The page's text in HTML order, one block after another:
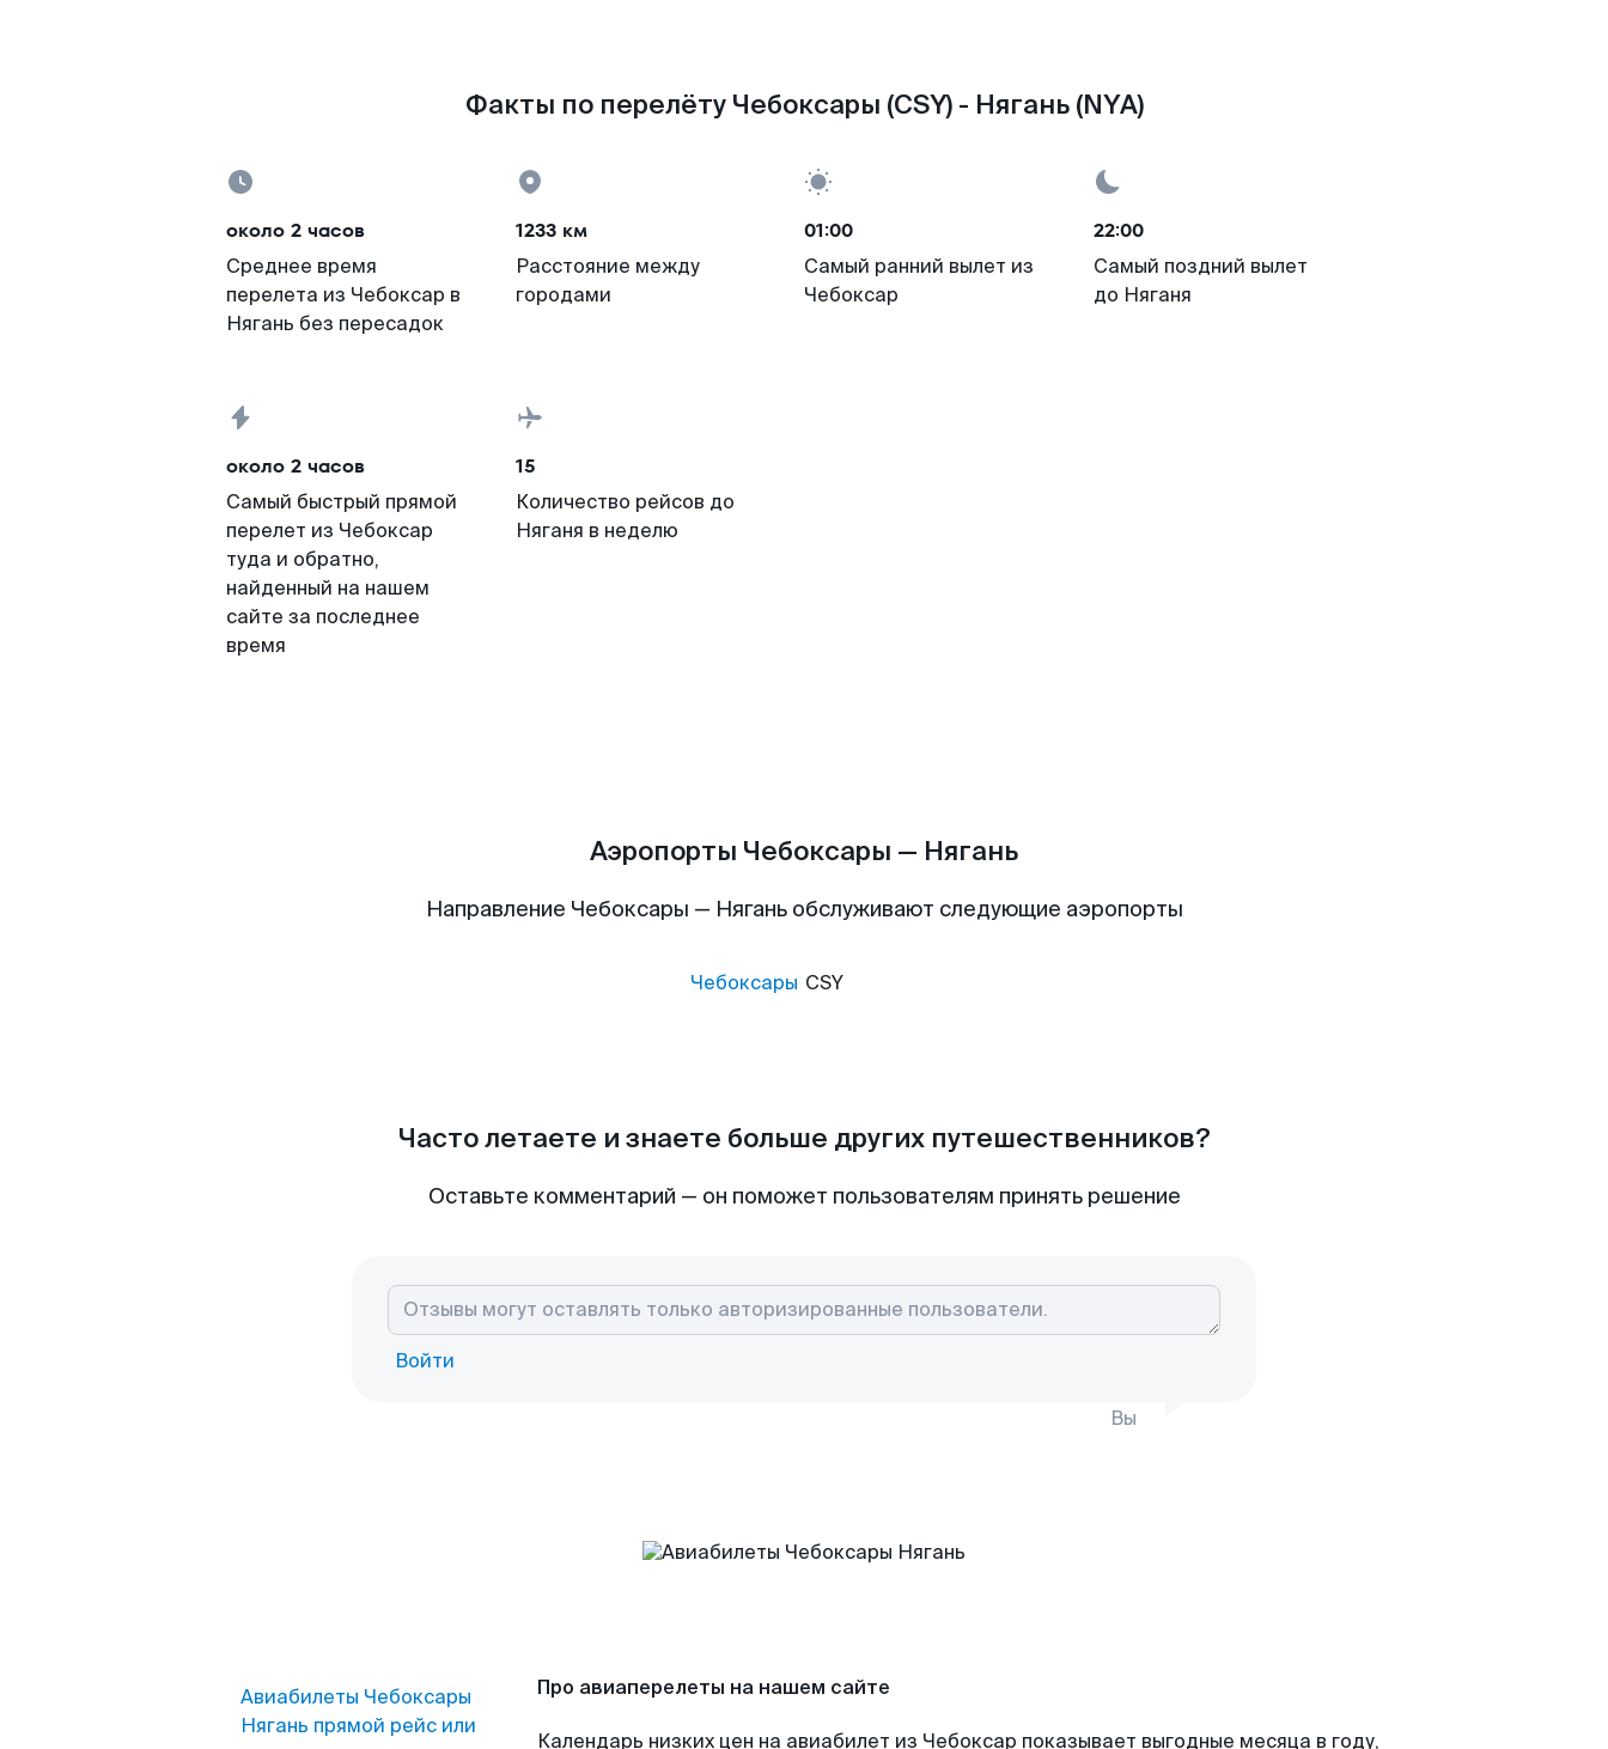
Факты по перелёту Чебоксары (CSY) - Нягань (NYA)
около 2 часов
Среднее время
перелета из Чебоксар в
Нягань без пересадок
1233 км
Расстояние между
городами
01:00
Самый ранний вылет из
Чебоксар
22:00
Самый поздний вылет
до Няганя
около 2 часов
Самый быстрый прямой
перелет из Чебоксар
туда и обратно,
найденный на нашем
сайте за последнее
время
15
Количество рейсов до
Няганя в неделю
Аэропорты Чебоксары — Нягань
Направление Чебоксары — Нягань обслуживают следующие аэропорты
Чебоксары CSY
Часто летаете и знаете больше других путешественников?
Оставьте комментарий — он поможет пользователям принять решение
Войти
Вы
Авиабилеты Чебоксары
Нягань прямой рейс или
Про авиаперелеты на нашем сайте
Календарь низких цен на авиабилет из Чебоксар показывает выгодные месяца в году,